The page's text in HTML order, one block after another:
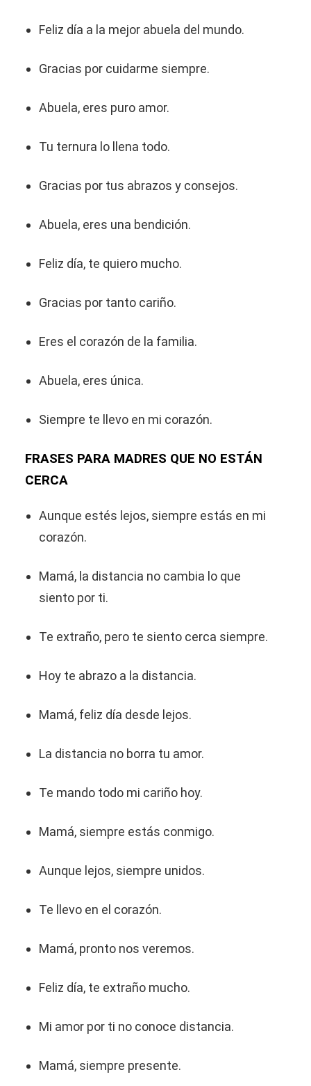
Feliz día a la mejor abuela del mundo.
Gracias por cuidarme siempre.
Abuela, eres puro amor.
Tu ternura lo llena todo.
Gracias por tus abrazos y consejos.
Abuela, eres una bendición.
Feliz día, te quiero mucho.
Gracias por tanto cariño.
Eres el corazón de la familia.
Abuela, eres única.
Siempre te llevo en mi corazón.
FRASES PARA MADRES QUE NO ESTÁN
CERCA
Aunque estés lejos, siempre estás en mi
corazón.
Mamá, la distancia no cambia lo que
siento por ti.
Te extraño, pero te siento cerca siempre.
Hoy te abrazo a la distancia.
Mamá, feliz día desde lejos.
La distancia no borra tu amor.
Te mando todo mi cariño hoy.
Mamá, siempre estás conmigo.
Aunque lejos, siempre unidos.
Te llevo en el corazón.
Mamá, pronto nos veremos.
Feliz día, te extraño mucho.
Mi amor por ti no conoce distancia.
Mamá, siempre presente.